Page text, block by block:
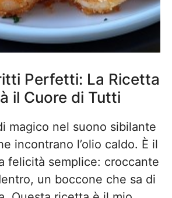
Perfetti: La Ricetta
il Cuore di Tutti
magico nel suono sibilante
incontrano l’olio caldo. È il
felicità semplice: croccante
un boccone che sa di